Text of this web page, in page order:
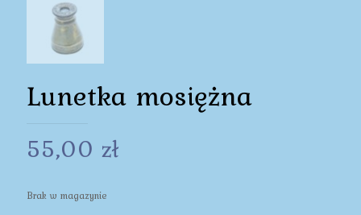
Lunetka mosiężna
55,00 zł
Brak w magazynie